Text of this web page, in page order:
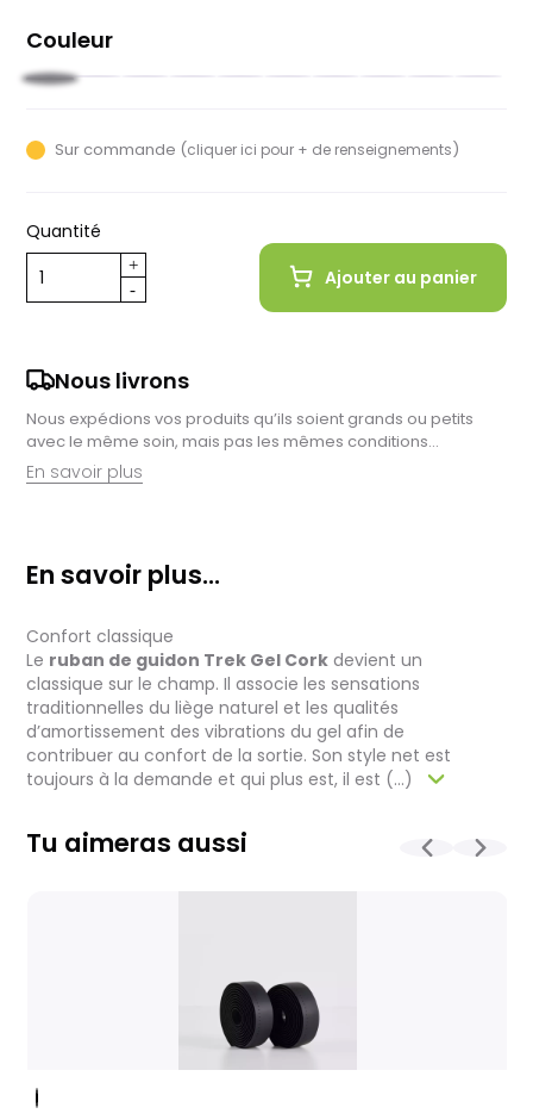
Couleur
Noir Rouge
Brune
Sur commande (cliquer ici pour + de renseignements)
Quantité
Ajouter au panier
Nous livrons
Nous expédions vos produits qu’ils soient grands ou petits
avec le même soin, mais pas les mêmes conditions…
En savoir plus
achats à domicile, mais il est encore plus gratifiant de vous
accueillir en magasin. Commandez en ligne et récupérez vos
Pensez à préciser le lieu de retrait lors de votre commande,
et nous vous informerons dès que vos articles seront prêts à
être récupérés.
Livraison de vélos complets :
Après des réglages minutieux effectués par nos techniciens,
votre vélo est soigneusement emballé dans un carton conçu
pour faciliter sa réception.
contrôle et l'expédition est en moyenne d’une à deux
semaines. Pour les vélos sur commande, celui-ci est allongé
Kit cadre et paires de roues :
Emballés avec un soin particulier dans des cartons
spécialement conçus pour garantir leur protection.
L’expédition est réalisée par Colissimo en moyenne sous 3 à
10 jours ouvrés (à partir du moment où le produit est
disponible), pour une livraison directement à votre domicile.
En savoir plus...
Confort classique
Le ruban de guidon Trek Gel Corkdevient un
classique sur le champ. Il associe les sensations
traditionnelles du liège naturel et les qualités
d’amortissement des vibrations du gel afin de
contribuer au confort de la sortie. Son style net est
toujours à la demande et qui plus est, il est (...)
Tu aimeras aussi